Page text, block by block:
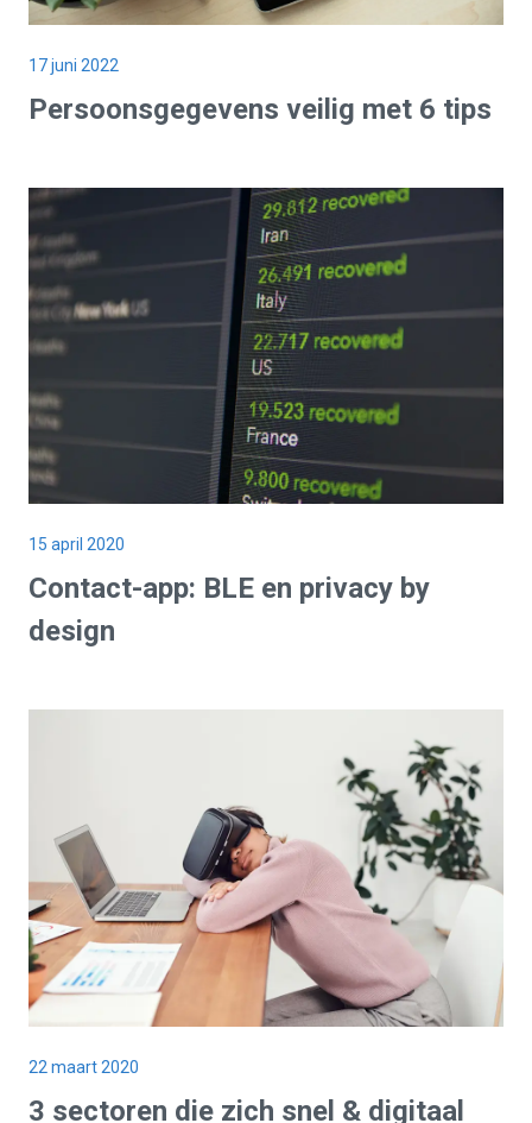
17 juni 2022
Persoonsgegevens veilig met 6 tips
15 april 2020
Contact-app: BLE en privacy by
design
22 maart 2020
3 sectoren die zich snel & digitaal